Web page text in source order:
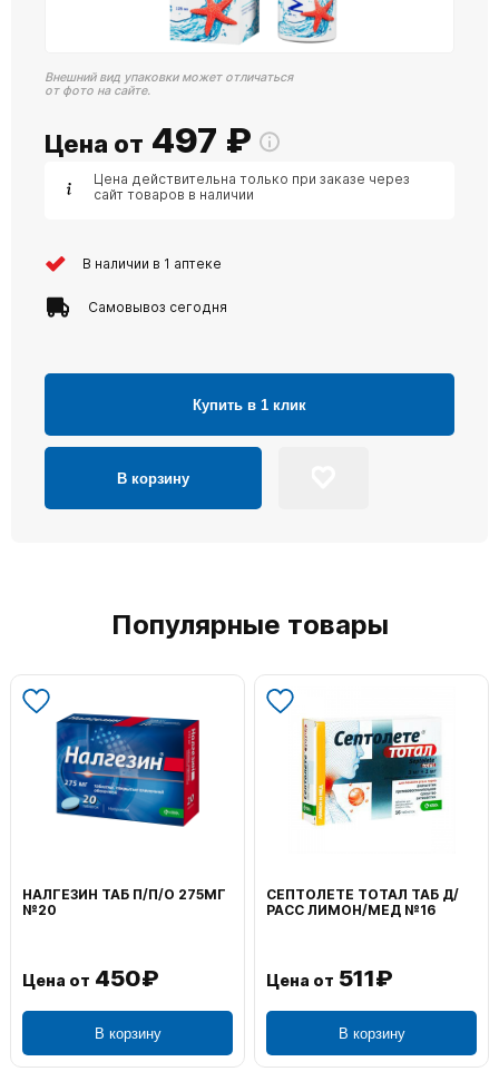
Внешний вид упаковки может отличаться
от фото на сайте.
Цена от 497 ₽
Цена действительна только при заказе через
сайт товаров в наличии
В наличии в 1 аптеке
Самовывоз сегодня
Купить в 1 клик
В корзину
Популярные товары
НАЛГЕЗИН ТАБ П/П/О 275МГ
№20
Цена от 450₽
В корзину
СЕПТОЛЕТЕ ТОТАЛ ТАБ Д/
РАСС ЛИМОН/МЕД №16
Цена от 511₽
В корзину